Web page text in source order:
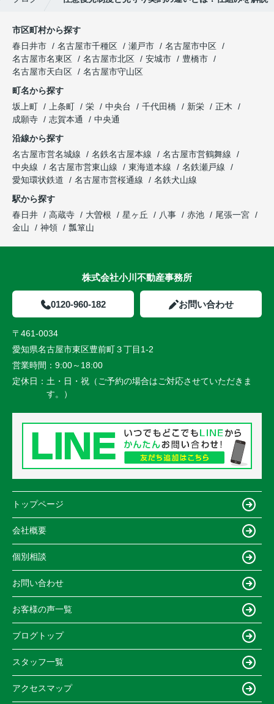
市区町村から探す
春日井市
名古屋市千種区 瀬戸市
名古屋市中区
名古屋市名東区
名古屋市北区 安城市
豊橋市
名古屋市天白区
名古屋市守山区
町名から探す
坂上町
上条町 栄 中央台 千代田橋 新栄
正木
成願寺
志賀本通
中央通
沿線から探す
名古屋市営名城線
名鉄名古屋本線
名古屋市営鶴舞線
中央線
名古屋市営東山線 東海道本線
名鉄瀬戸線
愛知環状鉄道
名古屋市営桜通線
名鉄犬山線
駅から探す
春日井
高蔵寺 大曽根 星ヶ丘 八事 赤池
尾張一宮
金山
神領 瓢箪山
株式会社小川不動産事務所
0120-960-182 お問い合わせ
〒461-0034
愛知県名古屋市東区豊前町３丁目1-2
営業時間： 9:00～18:00
定休日： 土・日・祝（ご予約の場合はご対応させていただきま
す。）
トップページ
会社概要
個別相談
お問い合わせ
お客様の声一覧
ブログトップ
スタッフ一覧
アクセスマップ